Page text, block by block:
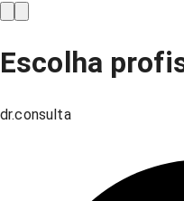
Escolha
dr.consulta